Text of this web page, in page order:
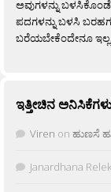
ಅವುಗಳನ್ನು
ಪದಗಳನ್ನು ಬಳಸಿ
ಬರೆಯಬೇಕೆಂದೇನೂ ಇಲ್ಲ.
ಇತ್ತೀಚಿನ ಅನಿಸಿಕೆಗಳು
Viren on ಹುಣಸೆ
Janardhana